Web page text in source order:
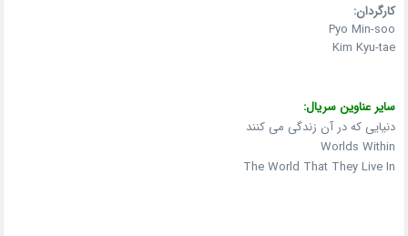
کارگردان:
Pyo Min-soo
Kim Kyu-tae
سایر عناوین سریال:
دنیایی که در آن زندگی می کنند
Worlds Within
The World That They Live In